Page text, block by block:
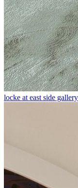
locke at east side